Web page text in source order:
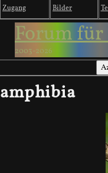
Zugang Bilder
Forum
2003-2026
amphibia